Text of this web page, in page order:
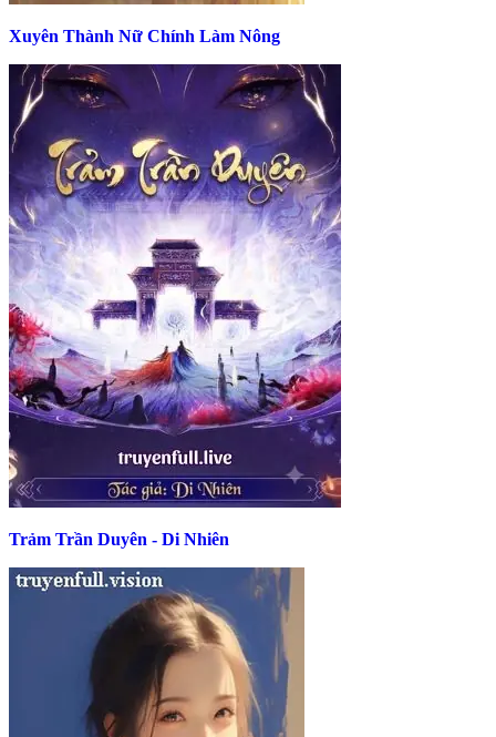
Xuyên Thành Nữ Chính Làm Nông
Trảm Trần Duyên - Di Nhiên